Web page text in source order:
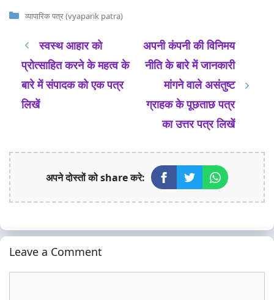
Categories
व्यापारिक पत्र (vyaparik patra)
स्वस्थ आहार को
प्रोत्साहित करने के महत्व के
बारे में संपादक को एक पत्र
लिखें
अपनी कंपनी की विनिमय
नीति के बारे में जानकारी
मांगने वाले असंतुष्ट
ग्राहक के पूछताछ पत्र
का उत्तर पत्र लिखें
अपने दोस्तों को share करे:
Leave a Comment